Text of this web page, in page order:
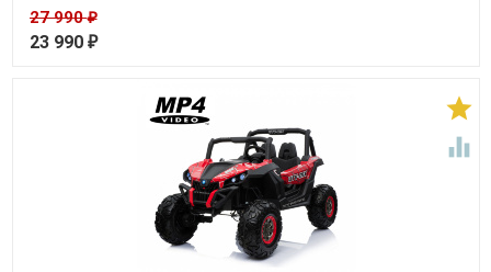
27 990₽
23 990 ₽

